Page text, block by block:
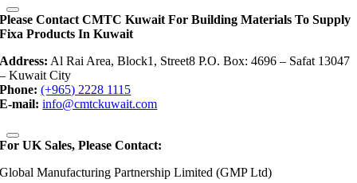
Please Contact CMTC Kuwait For Building Materials To Supply
Fixa Products In Kuwait
Address: Al Rai Area, Block1, Street8 P.O. Box: 4696 – Safat 13047
– Kuwait City
Phone: (+965) 2228 1115
E-mail: info@cmtckuwait.com
For UK Sales, Please Contact:
Global Manufacturing Partnership Limited (GMP Ltd)